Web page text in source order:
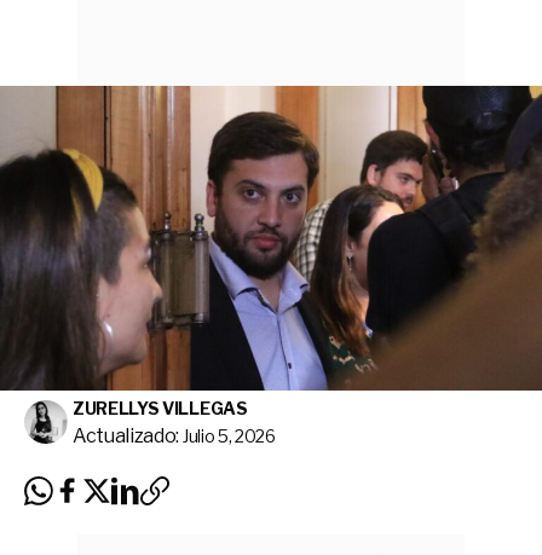
ZURELLYS VILLEGAS
Actualizado: Julio 5, 2026